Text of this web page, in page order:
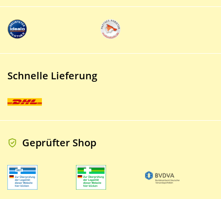
Schnelle Lieferung
Geprüfter Shop